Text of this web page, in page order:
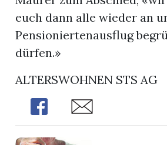
euch dann alle wieder an
Pensioniertenausflug
dürfen.»
ALTERSWOHNEN STS AG
Share
Share